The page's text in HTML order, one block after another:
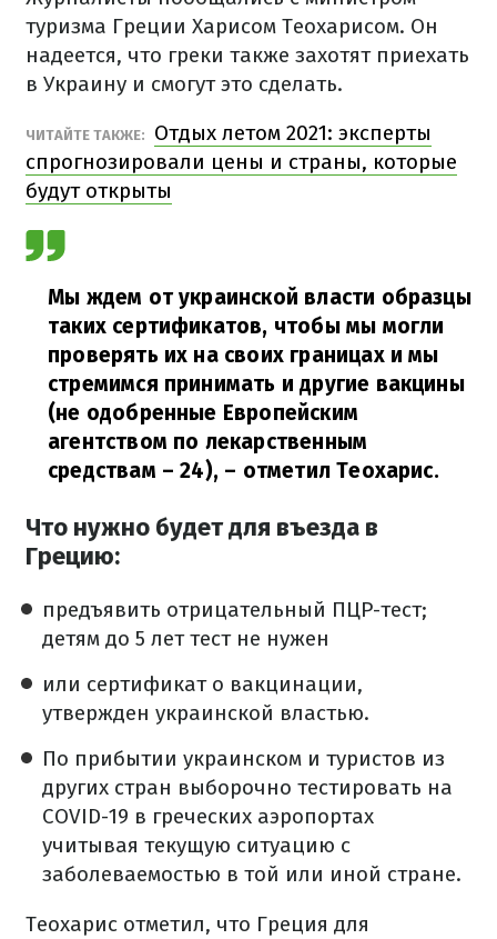
туризма Греции Харисом Теохарисом. Он
надеется, что греки также захотят приехать
в Украину и смогут это сделать.
ЧИТАЙТЕ ТАКЖЕ:
Отдых летом 2021: эксперты
спрогнозировали цены и страны, которые
будут открыты
Мы ждем от украинской власти образцы
таких сертификатов, чтобы мы могли
проверять их на своих границах и мы
стремимся принимать и другие вакцины
(не одобренные Европейским
агентством по лекарственным
средствам – 24), – отметил Теохарис.
Что нужно будет для въезда в
Грецию:
предъявить отрицательный ПЦР-тест;
детям до 5 лет тест не нужен
или сертификат о вакцинации,
утвержден украинской властью.
По прибытии украинском и туристов из
других стран выборочно тестировать на
COVID-19 в греческих аэропортах
учитывая текущую ситуацию с
заболеваемостью в той или иной стране.
Теохарис отметил, что Греция для